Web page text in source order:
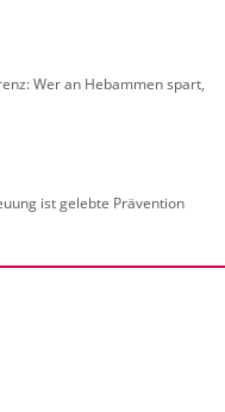
Wer an Heb­am­men spart,
ist ge­leb­te Prä­ven­ti­on